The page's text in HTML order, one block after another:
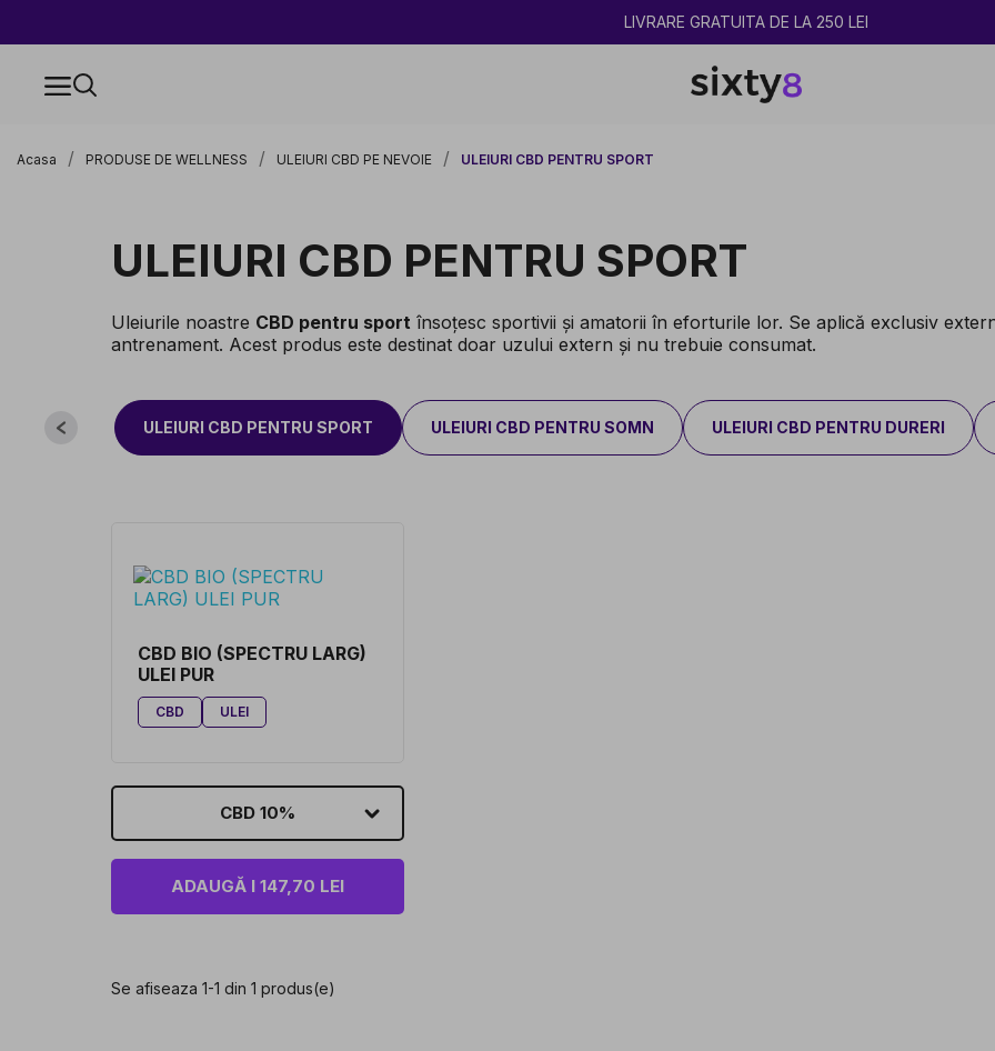
2 CUMPĂRATE = 1 CADOU
Acasa PRODUSE DE WELLNESS ULEIURI CBD PE NEVOIE ULEIURI CBD PENTRU SPORT
ULEIURI CBD PENTRU SPORT
Uleiurile noastre CBD pentru sport însoțesc sportivii și amatorii în eforturile lor. Se aplică exclusiv
antrenament. Acest produs este destinat doar uzului extern și nu trebuie consumat.
ULEIURI CBD PENTRU SOMN
ULEIURI CBD PENTRU SPORT ULEIURI CBD PENTRU DURERI
CBD BIO (SPECTRU LARG)
ULEI PUR
CBD ULEI
CBD 10%
ADAUGĂ I 147,70 LEI
Se afiseaza 1-1 din 1 produs(e)